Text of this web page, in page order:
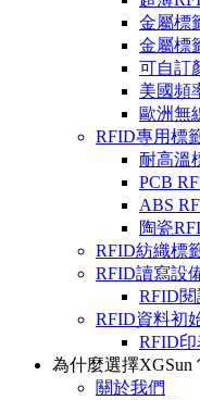
金屬標
金屬標
可自訂
美國頻
歐洲無
RFID專用標
耐高溫
PCB
ABS
陶瓷
RFID紡織標
RFID讀寫設
RFID閱
RFID資料初
RFID
為什麼選擇XGSun
關於我們